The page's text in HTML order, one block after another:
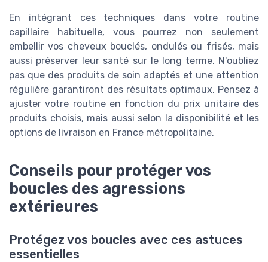
En intégrant ces techniques dans votre routine
capillaire habituelle, vous pourrez non seulement
embellir vos cheveux bouclés, ondulés ou frisés, mais
aussi préserver leur santé sur le long terme. N'oubliez
pas que des produits de soin adaptés et une attention
régulière garantiront des résultats optimaux. Pensez à
ajuster votre routine en fonction du prix unitaire des
produits choisis, mais aussi selon la disponibilité et les
options de livraison en France métropolitaine.
Conseils pour protéger vos
boucles des agressions
extérieures
Protégez vos boucles avec ces astuces
essentielles